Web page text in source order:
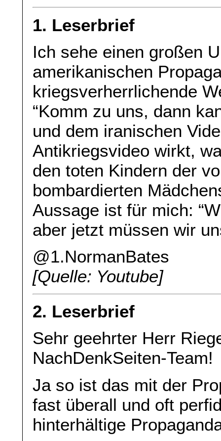
1. Leserbrief
Ich sehe einen großen
amerikanischen
kriegsverherrlichende
“Komm zu uns, dann
und dem iranischen
Antikriegsvideo wirkt,
den toten Kindern der
bombardierten
Aussage ist für mich:
aber jetzt müssen wir
@1.NormanBates
[Quelle: Youtube]
2. Leserbrief
Sehr geehrter Herr
NachDenkSeiten-Team!
Ja so ist das mit der
fast überall und oft
hinterhältige